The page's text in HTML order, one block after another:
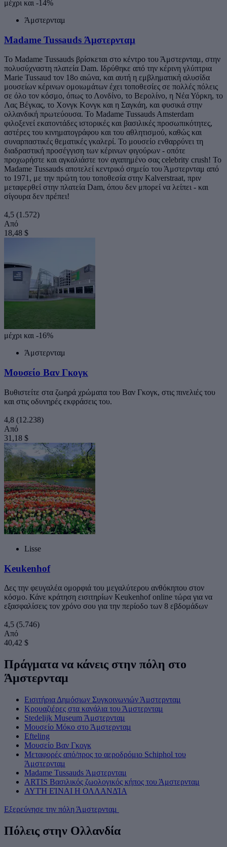
μέχρι και -14%
Άμστερνταμ
Madame Tussauds Άμστερνταμ
Το Madame Tussauds βρίσκεται στο κέντρο του Άμστερνταμ, στην
πολυσύχναστη πλατεία Dam. Ιδρύθηκε από την κέρινη γλύπτρια
Marie Tussaud τον 18ο αιώνα, και αυτή η εμβληματική αλυσίδα
μουσείων κέρινων ομοιωμάτων έχει τοποθεσίες σε πολλές πόλεις
σε όλο τον κόσμο, όπως το Λονδίνο, το Βερολίνο, η Νέα Υόρκη, το
Λας Βέγκας, το Χονγκ Κονγκ και η Σαγκάη, και φυσικά στην
ολλανδική πρωτεύουσα. Το Madame Tussauds Amsterdam
φιλοξενεί εκατοντάδες ιστορικές και βασιλικές προσωπικότητες,
αστέρες του κινηματογράφου και του αθλητισμού, καθώς και
συναρπαστικές θεματικές γκαλερί. Το μουσείο ενθαρρύνει τη
διαδραστική προσέγγιση των κέρινων φιγούρων - οπότε
προχωρήστε και αγκαλιάστε τον αγαπημένο σας celebrity crush! Το
Madame Tussauds αποτελεί κεντρικό σημείο του Άμστερνταμ από
το 1971, με την πρώτη του τοποθεσία στην Kalverstraat, πριν
μεταφερθεί στην πλατεία Dam, όπου δεν μπορεί να λείπει - και
σίγουρα δεν πρέπει!
4,5 (1.572)
Από
18,48 $
μέχρι και -16%
Άμστερνταμ
Μουσείο Βαν Γκογκ
Βυθιστείτε στα ζωηρά χρώματα του Βαν Γκογκ, στις πινελιές του
και στις οδυνηρές εκφράσεις του.
4,8 (12.238)
Από
31,18 $
Lisse
Keukenhof
Δες την φευγαλέα ομορφιά του μεγαλύτερου ανθόκηπου στον
κόσμο. Κάνε κράτηση εισιτηρίων Keukenhof online τώρα για να
εξασφαλίσεις τον χρόνο σου για την περίοδο των 8 εβδομάδων
4,5 (5.746)
Από
40,42 $
Πράγματα να κάνεις στην πόλη στο
Άμστερνταμ
Εισιτήρια Δημόσιων Συγκοινωνιών Άμστερνταμ
Κρουαζιέρες στα κανάλια του Άμστερνταμ
Stedelijk Museum Άμστερνταμ
Μουσείο Μόκο στο Άμστερνταμ
Efteling
Μουσείο Βαν Γκογκ
Μεταφορές από/προς το αεροδρόμιο Schiphol του
Άμστερνταμ
Madame Tussauds Άμστερνταμ
ARTIS Βασιλικός ζωολογικός κήπος του Άμστερνταμ
ΑΥΤΉ ΕΊΝΑΙ Η ΟΛΛΑΝΔΊΑ
Εξερεύνησε την πόλη Άμστερνταμ
Πόλεις στην Ολλανδία